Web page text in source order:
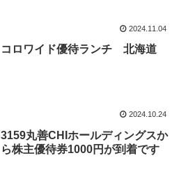
2024.11.04
コロワイド優待ランチ 北海道
2024.10.24
3159丸善CHIホールディングスか
ら株主優待券1000円が到着です